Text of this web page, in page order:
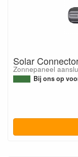
Solar
Zonnepaneel
Bij ons op